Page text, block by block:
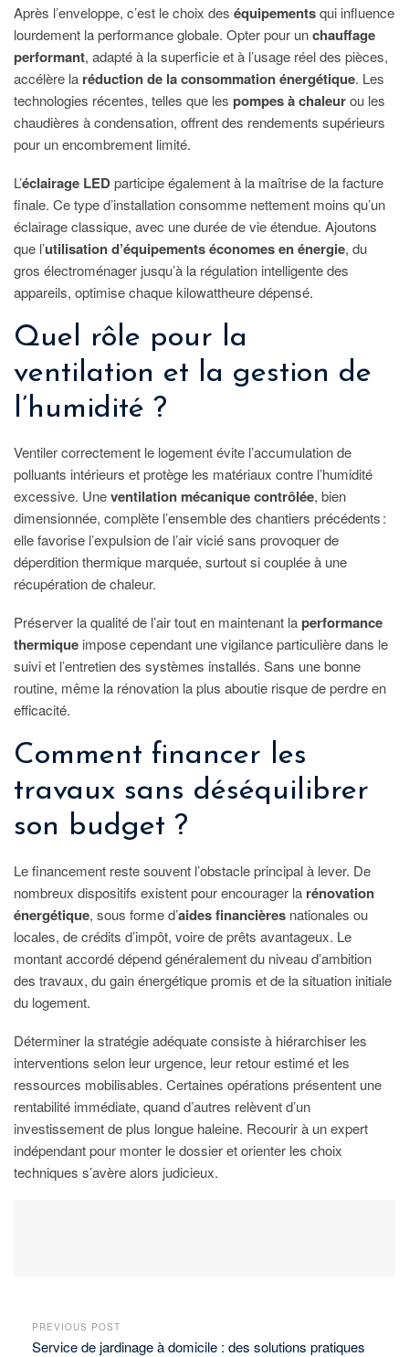
Après l’enveloppe, c’est le choix des équipementsqui influence
lourdement la performance globale. Opter pour unchauffage
performant, adapté à la superficie et à l’usage réel des pièces,
accélère la réduction de la consommation énergétique. Les
technologies récentes, telles que les pompes à chaleurou les
chaudières à condensation, offrent des rendements supérieurs
pour un encombrement limité.
L’éclairage LEDparticipe également à la maîtrise de la facture
finale. Ce type d’installation consomme nettement moins qu’un
éclairage classique, avec une durée de vie étendue. Ajoutons
que l’utilisation d’équipements économes en énergie, du
gros électroménager jusqu’à la régulation intelligente des
appareils, optimise chaque kilowattheure dépensé.
Quel rôle pour la
ventilation et la gestion de
l’humidité ?
Ventiler correctement le logement évite l’accumulation de
polluants intérieurs et protège les matériaux contre l’humidité
excessive. Uneventilation mécanique contrôlée, bien
dimensionnée, complète l’ensemble des chantiers précédents :
elle favorise l’expulsion de l’air vicié sans provoquer de
déperdition thermique marquée, surtout si couplée à une
récupération de chaleur.
Préserver la qualité de l’air tout en maintenant laperformance
thermique impose cependant une vigilance particulière dans le
suivi et l’entretien des systèmes installés. Sans une bonne
routine, même la rénovation la plus aboutie risque de perdre en
efficacité.
Comment financer les
travaux sans déséquilibrer
son budget ?
Le financement reste souvent l’obstacle principal à lever. De
nombreux dispositifs existent pour encourager la rénovation
énergétique, sous forme d’aides financières nationales ou
locales, de crédits d’impôt, voire de prêts avantageux. Le
montant accordé dépend généralement du niveau d’ambition
des travaux, du gain énergétique promis et de la situation initiale
du logement.
Déterminer la stratégie adéquate consiste à hiérarchiser les
interventions selon leur urgence, leur retour estimé et les
ressources mobilisables. Certaines opérations présentent une
rentabilité immédiate, quand d’autres relèvent d’un
investissement de plus longue haleine. Recourir à un expert
indépendant pour monter le dossier et orienter les choix
techniques s’avère alors judicieux.
PREVIOUS POST
Service de jardinage à domicile : des solutions pratiques